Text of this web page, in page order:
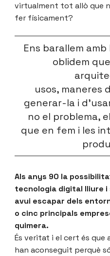
virtualment tot allò que
fer físicament?
Ens barallem
oblidem
usos, maneres
generar-la i
no el problema,
que en fem i les
Als anys 90 la
tecnologia digital lliure i
avui escapar dels
o cinc principals
quimera.
És veritat i el cert és que
han aconseguit perquè